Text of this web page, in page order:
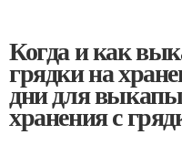
Когда и как
грядки на
дни для
хранения с